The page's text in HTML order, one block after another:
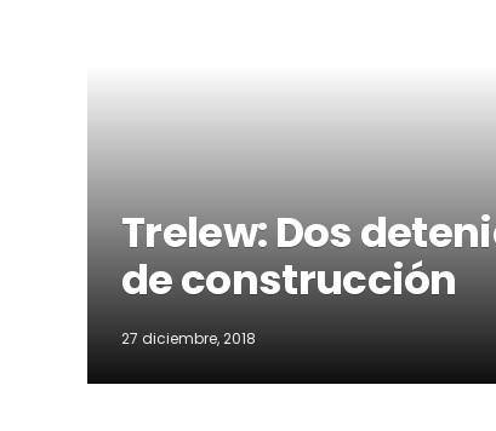
Trelew: Dos
de construcción
27 diciembre, 2018